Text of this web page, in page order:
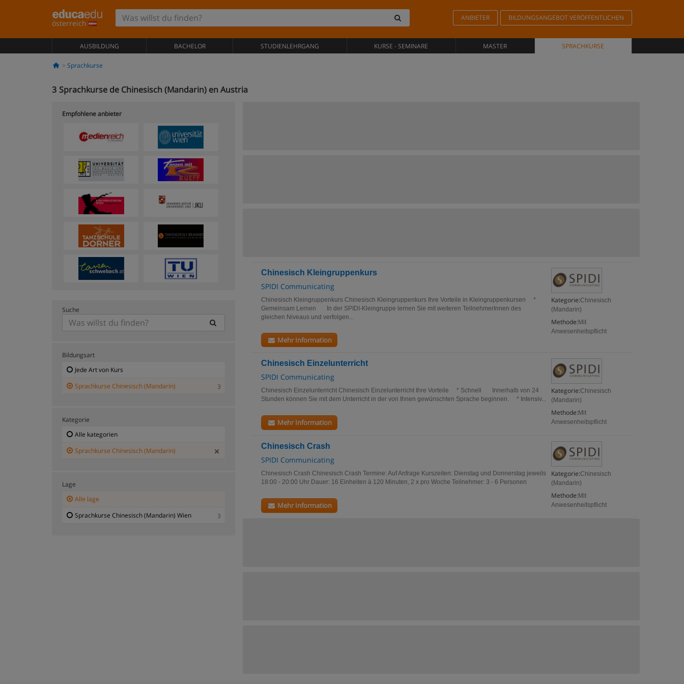
österreich
ANBIETER BILDUNGSANGEBOT VERÖFFENTLICHEN
AUSBILDUNG BACHELOR STUDIENLEHRGANG KURSE - SEMINARE MASTER SPRACHKURSE
Sprachkurse
3 Sprachkurse de Chinesisch (Mandarin) en Austria
Chinesisch Kleingruppenkurs
SPIDI Communicating
Kategorie:Chinesisch
(Mandarin)
Methode: Mit
Anwesenheitspflicht
Chinesisch Kleingruppenkurs Chinesisch Kleingruppenkurs Ihre Vorteile in Kleingruppenkursen *
Gemeinsam Lernen In der SPIDI-Kleingruppe lernen Sie mit weiteren TeilnehmerInnen des
gleichen Niveaus und verfolgen...
Mehr Information
Chinesisch Einzelunterricht
SPIDI Communicating
Kategorie:Chinesisch
(Mandarin)
Methode: Mit
Anwesenheitspflicht
Chinesisch Einzelunterricht Chinesisch Einzelunterricht Ihre Vorteile * Schnell Innerhalb von 24
Stunden können Sie mit dem Unterricht in der von Ihnen gewünschten Sprache beginnen. * Intensiv...
Mehr Information
Chinesisch Crash
SPIDI Communicating
Kategorie:Chinesisch
(Mandarin)
Methode: Mit
Anwesenheitspflicht
Chinesisch Crash Chinesisch Crash Termine: Auf Anfrage Kurszeiten: Dienstag und Donnerstag jeweils
18:00 - 20:00 Uhr Dauer: 16 Einheiten à 120 Minuten, 2 x pro Woche Teilnehmer: 3 - 6 Personen
Mehr Information
Empfohlene anbieter
Suche
Bildungsart
Jede Art von Kurs
Sprachkurse Chinesisch (Mandarin)
3
Kategorie
Alle kategorien
Sprachkurse Chinesisch (Mandarin)
Lage
Alle lage
Sprachkurse Chinesisch (Mandarin) Wien
3